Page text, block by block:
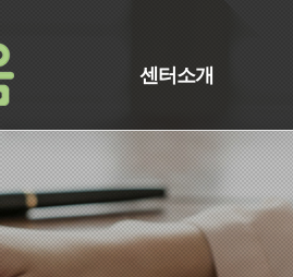
센터소개